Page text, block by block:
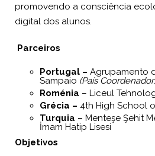
promovendo a consciência
digital dos alunos.
Parceiros
Portugal – Agrupamento
Sampaio (País
Roménia – Liceul
Grécia – 4th High School
Turquia – Menteşe Şehit
İmam Hatip Lisesi
Objetivos